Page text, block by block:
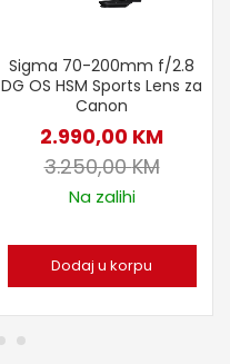
Sigma 70-200mm f/2.8
DG OS HSM Sports Lens za
Canon
2.990,00 KM
3.250,00KM
Na zalihi
Dodaj u korpu